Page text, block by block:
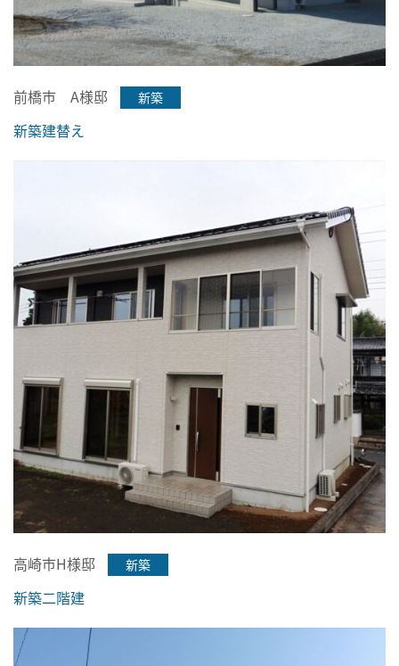
前橋市 A様邸 新築
新築建替え
高崎市H様邸 新築
新築二階建